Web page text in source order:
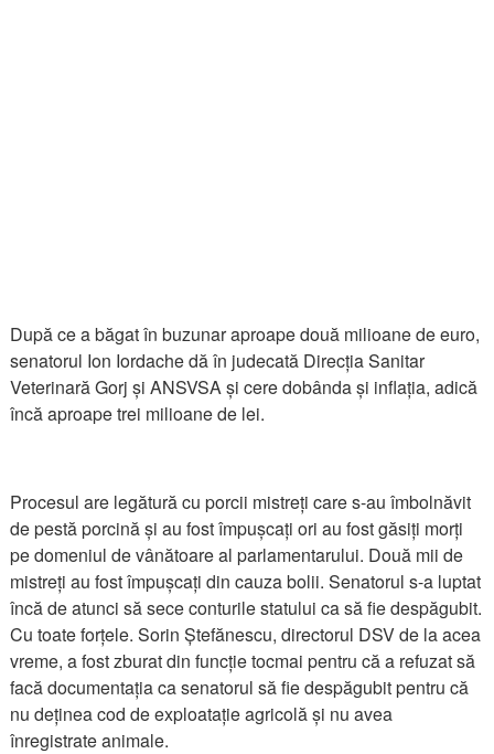
După ce a băgat în buzunar aproape două milioane de euro,
senatorul Ion Iordache dă în judecată Direcția Sanitar
Veterinară Gorj și ANSVSA și cere dobânda și inflația, adică
încă aproape trei milioane de lei.
Procesul are legătură cu porcii mistreți care s-au îmbolnăvit
de pestă porcină și au fost împușcați ori au fost găsiți morți
pe domeniul de vânătoare al parlamentarului. Două mii de
mistreți au fost împușcați din cauza bolii. Senatorul s-a luptat
încă de atunci să sece conturile statului ca să fie despăgubit.
Cu toate forțele. Sorin Ștefănescu, directorul DSV de la acea
vreme, a fost zburat din funcție tocmai pentru că a refuzat să
facă documentația ca senatorul să fie despăgubit pentru că
nu deținea cod de exploatație agricolă și nu avea
înregistrate animale.